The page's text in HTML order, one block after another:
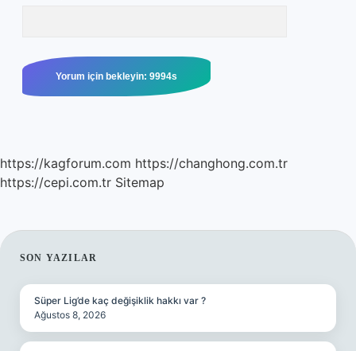
https://kagforum.com https://changhong.com.tr
https://cepi.com.tr Sitemap
SIDEBAR
SON YAZILAR
Süper Lig’de kaç değişiklik hakkı var ?
Ağustos 8, 2026